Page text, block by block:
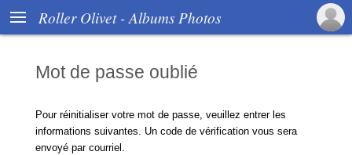
 Roller Olivet - Albums Photos
Mot de passe oublié
Pour réinitialiser votre mot de passe, veuillez entrer les
informations suivantes. Un code de vérification vous sera
envoyé par courriel.